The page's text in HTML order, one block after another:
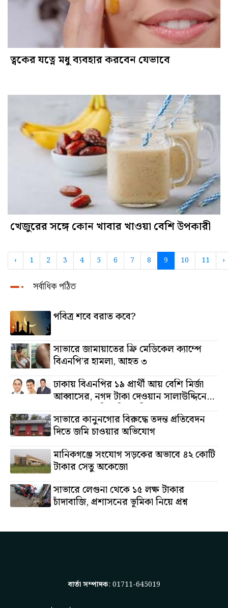
ত্বকের যত্নে মধু ব্যবহার করবেন যেভাবে
খেজুরের সঙ্গে কোন খাবার খাওয়া বেশি উপকারী
‹ 1 2 3 4 5 6 7 8 9 10 11 ›
সর্বাধিক পঠিত
পবিত্র শবে বরাত কবে?
সাভারে জামায়াতের ফ্রি মেডিকেল ক্যাম্পে
বিএনপি’র হামলা, আহত ৩
ঢাকায় বিএনপির ১৯ প্রার্থী আয় বেশি মির্জা
আব্বাসের, নগদ টাকা দেওয়ান সালাউদ্দিনের,
অস্থাবর সম্পত্তি তমিজউদ্দিনের
সাভারে কানুনগোর বিরুদ্ধে তদন্ত প্রতিবেদন
দিতে জমি চাওয়ার অভিযোগ
মানিকগঞ্জে সংযোগ সড়কের অভাবে ৪২ কোটি
টাকার সেতু অকেজো
সাভারে লেগুনা থেকে ১৫ লক্ষ টাকার
চাঁদাবাজি, প্রশাসনের ভূমিকা নিয়ে প্রশ্ন
বার্তা সম্পাদক: 01711-645019